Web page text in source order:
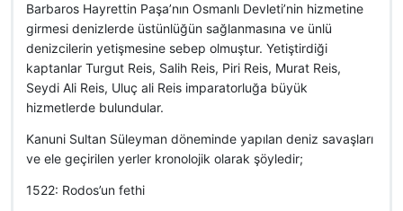
Barbaros Hayrettin Paşa’nın Osmanlı Devleti’nin hizmetine
girmesi denizlerde üstünlüğün sağlanmasına ve ünlü
denizcilerin yetişmesine sebep olmuştur. Yetiştirdiği
kaptanlar Turgut Reis, Salih Reis, Piri Reis, Murat Reis,
Seydi Ali Reis, Uluç ali Reis imparatorluğa büyük
hizmetlerde bulundular.
Kanuni Sultan Süleyman döneminde yapılan deniz savaşları
ve ele geçirilen yerler kronolojik olarak şöyledir;
1522: Rodos’un fethi